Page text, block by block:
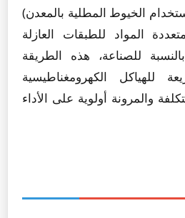
الخيوط المطلية بالمعدن)
المواد للطبقات العازلة
للصناعة، هذه الطريقة
للهياكل الكهرومغناطيسية
والمرونة أولوية على الأداء